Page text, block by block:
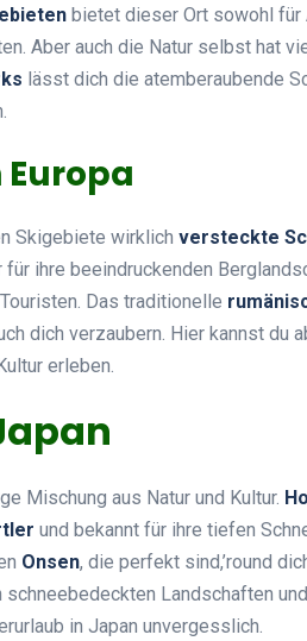
bietet dieser Ort sowohl für
Aber auch die Natur selbst hat
lässt dich die atemberaubende
Europa
Skigebiete wirklich versteckte
für ihre beeindruckenden
Das traditionelle
dich verzaubern. Hier kannst du
erleben.
Mischung aus Natur und Kultur.
und bekannt für ihre tiefen
Onsen, die perfekt sind,’round
Landschaften
in Japan unvergesslich.